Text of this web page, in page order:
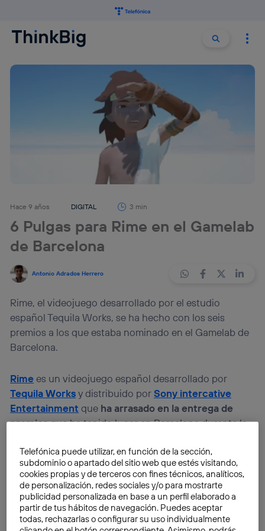
Buscar
Hace 9 años DIGITAL 3 min
6 Pulgas para Rime en el Gamelab
de Barcelona
Antonio Adrados Herrero
Rime, el videojuego desarrollado por el estudio
español Tequila Works, se ha hecho con los seis
premios a los que estaba nominado en el Gamelab de
Barcelona.
Rimees un videojuego español desarrollado por
Tequila Worksy distribuido porSony intercative
Entertainment que ha arrasado en la entrega de
premiosque ha tenido lugar en Barcelona durante la
de videojuegos y ocio interactivo de Barcelona.
Gamelab de Barcelona
El XIII Congreso internacional de videojuegos y ocio
interactivocoincidió con la décima edición de los
Telefónica puede utilizar, en función de la sección,
subdominio o apartado del sitio web que estés visitando,
cookies propias y de terceros con fines técnicos, analíticos,
de personalización, redes sociales y/o para mostrarte
publicidad personalizada en base a un perfil elaborado a
partir de tus hábitos de navegación. Puedes aceptar
todas, rechazarlas o configurar su uso individualmente